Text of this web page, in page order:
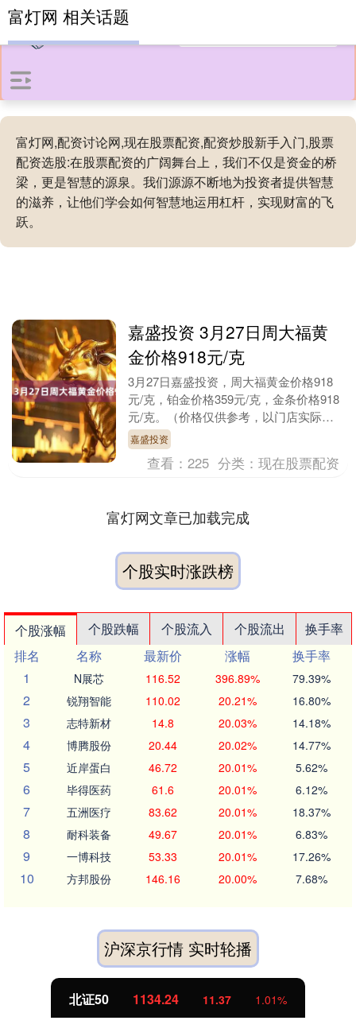
富灯网,配资讨论网,现在股票配资,配资炒股新手入门,股票
配资选股:在股票配资的广阔舞台上，我们不仅是资金的桥
梁，更是智慧的源泉。我们源源不断地为投资者提供智慧
的滋养，让他们学会如何智慧地运用杠杆，实现财富的飞
跃。
富灯网 相关话题
嘉盛投资 3月27日周大福黄
金价格918元/克
3月27日嘉盛投资，周大福黄金价格918
元/克，铂金价格359元/克，金条价格918
元/克。（价格仅供参考，以门店实际为
准）同日上海黄金交易所现货黄金
AU999....
嘉盛投资
查看：225 分类：现在股票配资
富灯网文章已加载完成
个股实时涨跌榜
个股涨幅 个股跌幅 个股流入 个股流出
换手率
排名
名称 最新价 涨幅
换手率
1
N展芯 116.52 396.89% 79.39%
2 锐翔智能 110.02 20.21% 16.80%
3 志特新材 14.8 20.03% 14.18%
4 博腾股份 20.44 20.02% 14.77%
5 近岸蛋白 46.72 20.01% 5.62%
6 毕得医药 61.6 20.01% 6.12%
7 五洲医疗 83.62 20.01% 18.37%
8 耐科装备 49.67 20.01% 6.83%
9 一博科技 53.33 20.01% 17.26%
10 方邦股份 146.16 20.00% 7.68%
沪深京行情 实时轮播
北证50 1134.24 11.37 1.01%